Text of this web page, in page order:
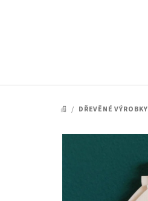
DOMŮ
/ DŘEVĚNÉ VÝROBKY